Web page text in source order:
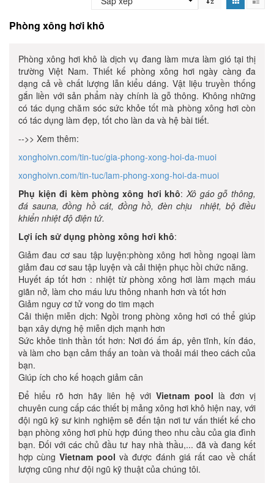
Phòng xông hơi khô
Phòng xông hơi khô là dịch vụ đang làm mưa làm gió tại thị
trường Việt Nam. Thiết kế phòng xông hơi ngày càng đa
dạng cả về chất lượng lẫn kiểu dáng. Vật liệu truyền thống
gắn liền với sản phẩm này chính là gỗ thông. Không những
có tác dụng chăm sóc sức khỏe tốt mà phòng xông hơi còn
có tác dụng làm đẹp, tốt cho làn da và hệ bài tiết.
-->> Xem thêm:
xonghoivn.com/tin-tuc/gia-phong-xong-hoi-da-muoi
xonghoivn.com/tin-tuc/lam-phong-xong-hoi-da-muoi
Phụ kiện đi kèm phòng xông hơi khô:Xô gáo gỗ thông,
đá sauna, đồng hồ cát, đồng hồ, đèn chịu nhiệt, bộ điều
khiển nhiệt độ điện tử.
Lợi ích sử dụng phòng xông hơi khô:
Giảm đau cơ sau tập luyện:phòng xông hơi hồng ngoại làm
giảm đau cơ sau tập luyện và cải thiện phục hồi chức năng.
Huyết áp tốt hơn : nhiệt từ phòng xông hơi làm mạch máu
giãn nở, làm cho máu lưu thông nhanh hơn và tốt hơn
Giảm nguy cơ tử vong do tim mạch
Cải thiện miễn dịch: Ngồi trong phòng xông hơi có thể giúp
bạn xây dựng hệ miễn dịch mạnh hơn
Sức khỏe tinh thần tốt hơn: Nơi đó ấm áp, yên tĩnh, kín đáo,
và làm cho bạn cảm thấy an toàn và thoải mái theo cách của
bạn.
Giúp ích cho kế hoạch giảm cân
Để hiểu rõ hơn hãy liên hệ với Vietnam pool là đơn vị
chuyên cung cấp các thiết bị mảng xông hơi khô hiện nay, với
đội ngũ kỹ sư kinh nghiệm sẽ đến tận nơi tư vấn thiết kế cho
bạn phòng xông hơi phù hợp đúng theo nhu cầu của gia đình
bạn. Đối với các chủ đầu tư hay nhà thầu,... đã và đang kết
hợp cùngVietnam pool và được đánh giá rất cao về chất
lượng cũng như đội ngũ kỹ thuật của chúng tôi.